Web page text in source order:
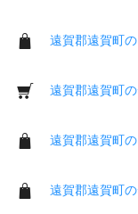
遠賀郡遠賀町
遠賀郡遠賀町
遠賀郡遠賀町
遠賀郡遠賀町